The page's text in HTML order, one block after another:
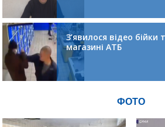
З’явилося відео
магазині АТБ
ФОТО